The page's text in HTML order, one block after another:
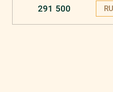
291 500